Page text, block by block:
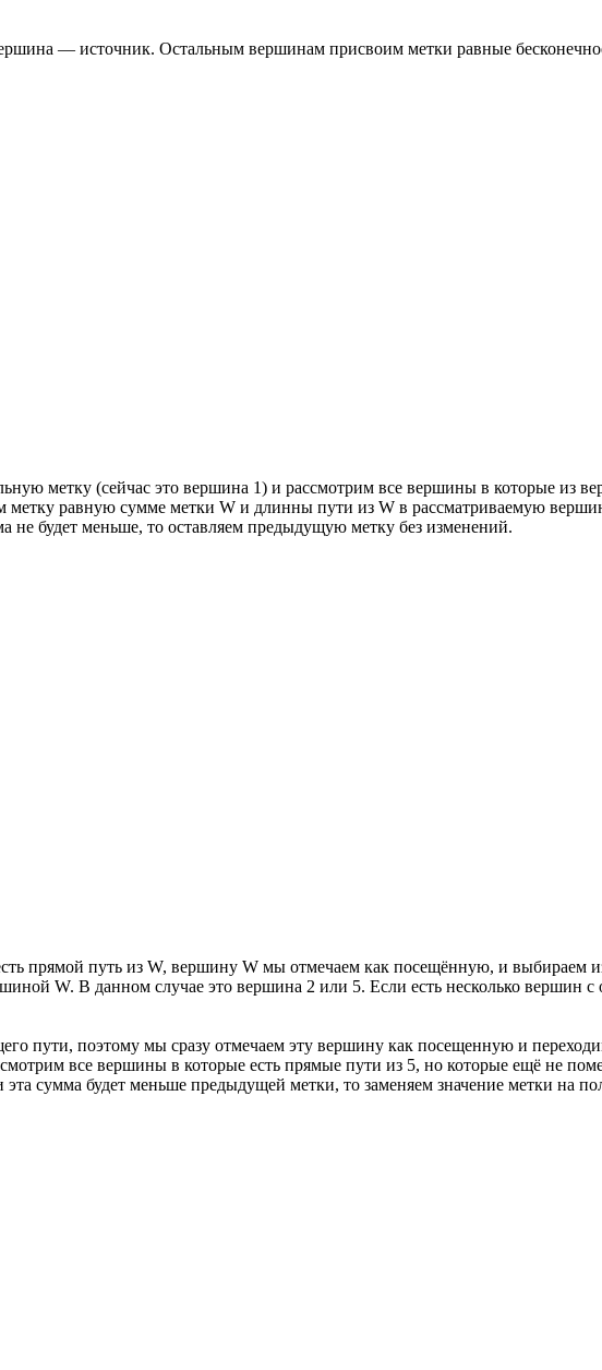
— источник. Остальным вершинам присвоим метки равные
метку (сейчас это вершина 1) и рассмотрим все вершины в которые из
равную сумме метки W и длинны пути из W в рассматриваемую
не будет меньше, то оставляем предыдущую метку без изменений.
прямой путь из W, вершину W мы отмечаем как посещённую, и выбираем
W. В данном случае это вершина 2 или 5. Если есть несколько вершин
пути, поэтому мы сразу отмечаем эту вершину как посещенную и
все вершины в которые есть прямые пути из 5, но которые ещё не
сумма будет меньше предыдущей метки, то заменяем значение метки на